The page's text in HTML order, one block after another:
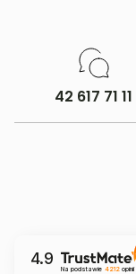
42 617 71 11
4.9
Na podstawie 4212opinii